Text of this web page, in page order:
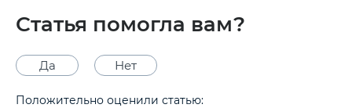
Статья помогла вам?
Да Нет
Положительно оценили статью: